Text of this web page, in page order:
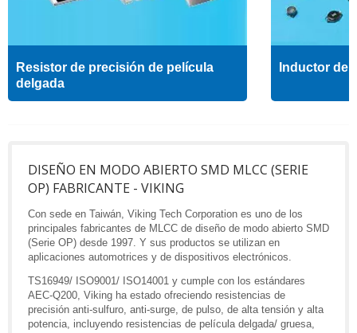
Resistor de precisión de película
delgada
Inductor de
DISEÑO EN MODO ABIERTO SMD MLCC (SERIE
OP) FABRICANTE - VIKING
Con sede en Taiwán, Viking Tech Corporation es uno de los
principales fabricantes de MLCC de diseño de modo abierto SMD
(Serie OP) desde 1997. Y sus productos se utilizan en
aplicaciones automotrices y de dispositivos electrónicos.
TS16949/ ISO9001/ ISO14001 y cumple con los estándares
AEC-Q200, Viking ha estado ofreciendo resistencias de
precisión anti-sulfuro, anti-surge, de pulso, de alta tensión y alta
potencia, incluyendo resistencias de película delgada/ gruesa,